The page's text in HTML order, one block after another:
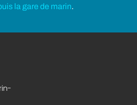
la gare de marin.